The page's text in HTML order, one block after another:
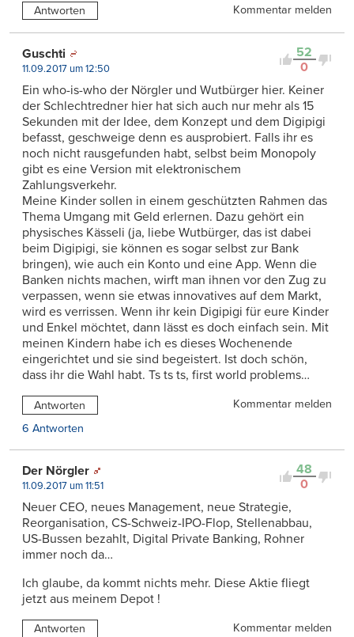
Antworten Kommentar melden
52
0
Guschti
11.09.2017 um 12:50
Ein who-is-who der Nörgler und Wutbürger hier. Keiner
der Schlechtredner hier hat sich auch nur mehr als 15
Sekunden mit der Idee, dem Konzept und dem Digipigi
befasst, geschweige denn es ausprobiert. Falls ihr es
noch nicht rausgefunden habt, selbst beim Monopoly
gibt es eine Version mit elektronischem
Zahlungsverkehr.
Meine Kinder sollen in einem geschützten Rahmen das
Thema Umgang mit Geld erlernen. Dazu gehört ein
physisches Kässeli (ja, liebe Wutbürger, das ist dabei
beim Digipigi, sie können es sogar selbst zur Bank
bringen), wie auch ein Konto und eine App. Wenn die
Banken nichts machen, wirft man ihnen vor den Zug zu
verpassen, wenn sie etwas innovatives auf dem Markt,
wird es verrissen. Wenn ihr kein Digipigi für eure Kinder
und Enkel möchtet, dann lässt es doch einfach sein. Mit
meinen Kindern habe ich es dieses Wochenende
eingerichtet und sie sind begeistert. Ist doch schön,
dass ihr die Wahl habt. Ts ts ts, first world problems…
Antworten
Kommentar melden
6 Antworten
48
0
Der Nörgler
11.09.2017 um 11:51
Neuer CEO, neues Management, neue Strategie,
Reorganisation, CS-Schweiz-IPO-Flop, Stellenabbau,
US-Bussen bezahlt, Digital Private Banking, Rohner
immer noch da…
Ich glaube, da kommt nichts mehr. Diese Aktie fliegt
jetzt aus meinem Depot !
Antworten
Kommentar melden